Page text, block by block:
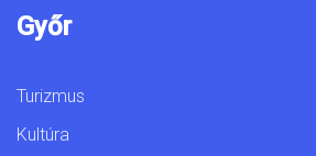
Győr
Turizmus
Kultúra